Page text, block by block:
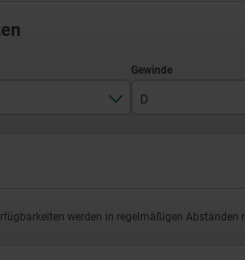
D
werden in regelmäßigen